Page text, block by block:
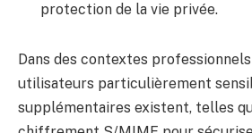
protection de la vie privée.
Dans des contextes
utilisateurs particulièrement
supplémentaires existent, telles